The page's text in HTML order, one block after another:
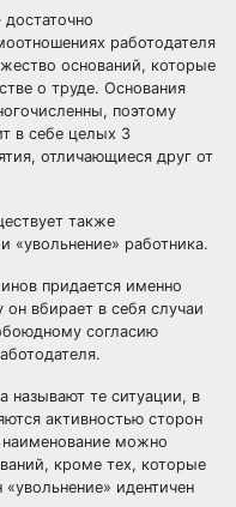
работодателя
оснований, которые
о труде. Основания
поэтому
в себе целых 3
отличающиеся друг от
также
«увольнение» работника.
придается именно
вбирает в себя случаи
согласию
называют те ситуации, в
активностью сторон
можно
кроме тех, которые
идентичен